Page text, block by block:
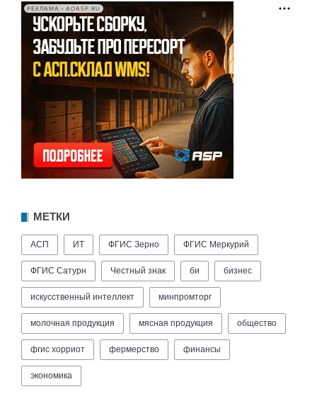
РЕКЛАМА • AOASP.RU
МЕТКИ
АСП ИТ ФГИС Зерно ФГИС Меркурий
ФГИС Сатурн Честный знак би бизнес
искусственный интеллект минпромторг
молочная продукция мясная продукция общество
фгис хорриот фермерство финансы
экономика